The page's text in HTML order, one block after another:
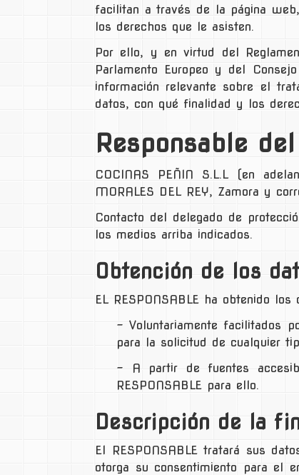
facilitan a través de la página
los derechos que le asisten.
Por ello, y en virtud del
Parlamento Europeo y del
información relevante sobre el
datos, con qué finalidad y los
Responsable
COCINAS PEÑIN S.L.L(en
MORALES DEL REY, Zamora y
Contacto del delegado de
los medios arriba indicados.
Obtención de los
EL RESPONSABLE ha obtenido
− Voluntariamente facilitados
para la solicitud de cualquier
− A partir de fuentes
RESPONSABLE para ello.
Descripción de la
El RESPONSABLE tratará sus
otorga su consentimiento para el